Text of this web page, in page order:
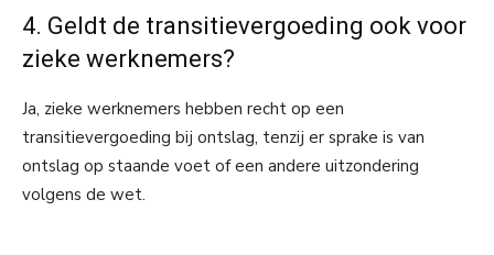
4. Geldt de transitievergoeding ook voor
zieke werknemers?
Ja, zieke werknemers hebben recht op een
transitievergoeding bij ontslag, tenzij er sprake is van
ontslag op staande voet of een andere uitzondering
volgens de wet.